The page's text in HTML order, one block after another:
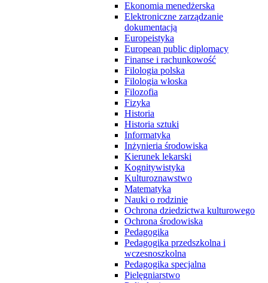
Ekonomia menedżerska
Elektroniczne zarządzanie
dokumentacją
Europeistyka
European public diplomacy
Finanse i rachunkowość
Filologia polska
Filologia włoska
Filozofia
Fizyka
Historia
Historia sztuki
Informatyka
Inżynieria środowiska
Kierunek lekarski
Kognitywistyka
Kulturoznawstwo
Matematyka
Nauki o rodzinie
Ochrona dziedzictwa kulturowego
Ochrona środowiska
Pedagogika
Pedagogika przedszkolna i
wczesnoszkolna
Pedagogika specjalna
Pielęgniarstwo